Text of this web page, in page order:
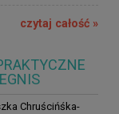
czytaj całość »
Chruścińśka-